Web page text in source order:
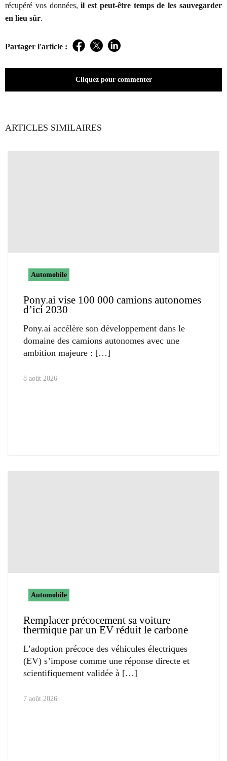
récupéré vos données,il est peut-être temps de les sauvegarder
en lieu sûr.
Partager l'article : Facebook
TwitterLinkedIn
Cliquez pour commenter
ARTICLES SIMILAIRES
Automobile
Pony.ai vise 100 000 camions autonomes
d’ici 2030
Pony.ai accélère son développement dans le
domaine des camions autonomes avec une
ambition majeure :
8 août 2026
Automobile
Remplacer précocement sa voiture
thermique par un EV réduit le carbone
L’adoption précoce des véhicules électriques
(EV) s’impose comme une réponse directe et
scientifiquement validée à
7 août 2026